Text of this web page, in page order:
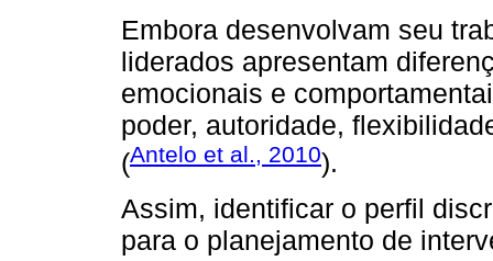
Embora desenvolvam seu
liderados apresentam
emocionais e
poder, autoridade,
(Antelo et al., 2010).
Assim, identificar o perfil
para o planejamento de